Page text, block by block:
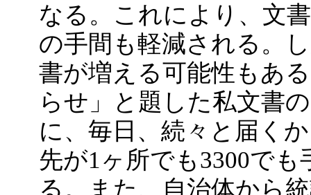
なる。これにより、文
の手間も軽減される。
書が増える可能性もあ
らせ」と題した私文書
に、毎日、続々と届く
先が1ヶ所でも3300で
る。また、自治体から